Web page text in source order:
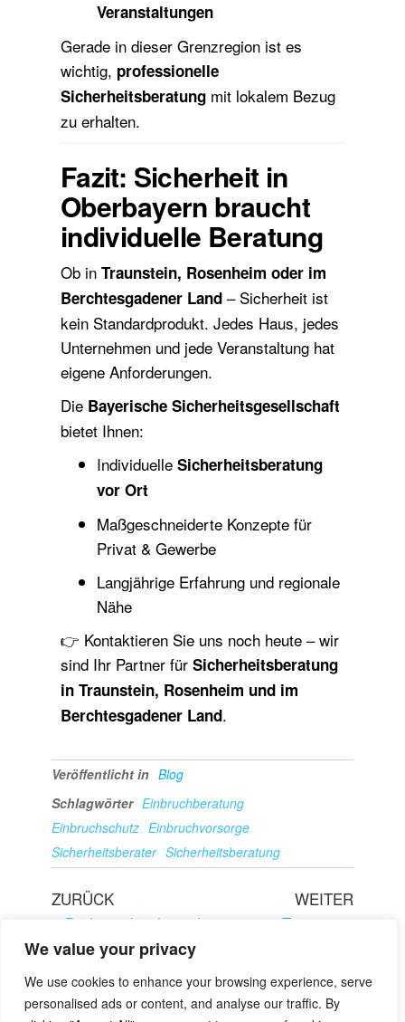
We value your privacy
We use cookies to enhance your browsing experience, serve
personalised ads or content, and analyse our traffic. By
Veranstaltungen
Gerade in dieser Grenzregion ist es
wichtig, professionelle
Sicherheitsberatungmit lokalem Bezug
zu erhalten.
Fazit: Sicherheit in
Oberbayern braucht
individuelle Beratung
Ob in Traunstein, Rosenheim oder im
Berchtesgadener Land– Sicherheit ist
kein Standardprodukt. Jedes Haus, jedes
Unternehmen und jede Veranstaltung hat
eigene Anforderungen.
Die Bayerische Sicherheitsgesellschaft
bietet Ihnen:
Individuelle Sicherheitsberatung
vor Ort
Maßgeschneiderte Konzepte für
Privat & Gewerbe
Langjährige Erfahrung und regionale
Nähe
👉 Kontaktieren Sie uns noch heute – wir
sind Ihr Partner für Sicherheitsberatung
in Traunstein, Rosenheim und im
Berchtesgadener Land.
Veröffentlicht in Blog
Schlagwörter Einbruchberatung
Einbruchschutz Einbruchvorsorge
Sicherheitsberater Sicherheitsberatung
ZURÜCK
Drohnenabwehr und
Drohnendetektion –
Der Bayerischen
Sicherheitsgesellscha
WEITER
Temporäre
Drohnendetektion für
Events, VIPs